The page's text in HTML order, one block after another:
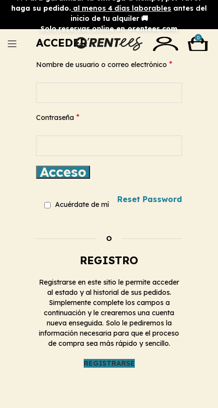
haga su pedido. al menos 4 días laborables antes del
inicio de tu alquiler 🚚
Solo reservas onlineen orentees.com
0
ACCEDER
Nombre de usuario o correo electrónico *
Contraseña *
Acceso
Reset Password
Acuérdate de mí
O
REGISTRO
Registrarse en este sitio le permite acceder
al estado y al historial de sus pedidos.
Simplemente complete los campos a
continuación y le crearemos una cuenta
nueva enseguida. Solo le pediremos la
información necesaria para que el proceso
de compra sea más rápido y sencillo.
REGISTRARSE